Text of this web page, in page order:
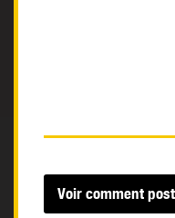
Voir comment